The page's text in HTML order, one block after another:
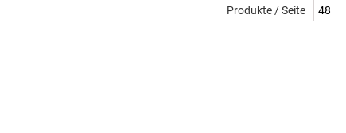
Produkte / Seite